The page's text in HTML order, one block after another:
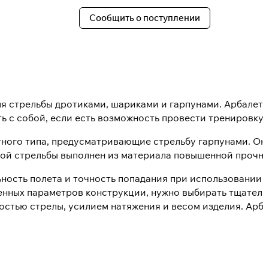
Сообщить о поступлении
стрельбы дротиками, шариками и гарпунами.
с собой, если есть возможность провести
типа, предусматривающие стрельбу гарпунами.
стрельбы выполнен из материала повышенной
полета и точность попадания при
параметров конструкции, нужно выбирать
стрелы, усилием натяжения и весом изделия.
25
Остались вопросы?
8 800 302-02-51
plait.ru